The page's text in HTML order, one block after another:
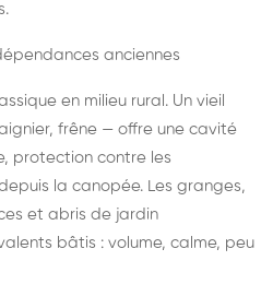
anciennes
en milieu rural. Un vieil
frêne — offre une cavité
protection contre les
la canopée. Les granges,
et abris de jardin
bâtis : volume, calme, peu